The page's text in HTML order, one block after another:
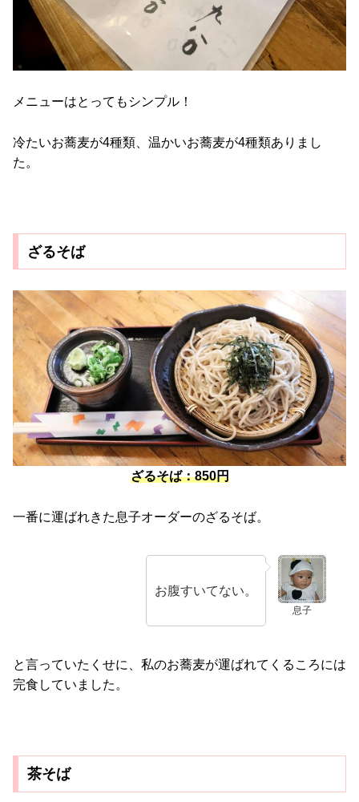
メニューはとってもシンプル！
冷たいお蕎麦が4種類、温かいお蕎麦が4種類ありまし
た。
ざるそば
ざるそば：850円
一番に運ばれきた息子オーダーのざるそば。
息子
お腹すいてない。
と言っていたくせに、私のお蕎麦が運ばれてくるころには
完食していました。
茶そば